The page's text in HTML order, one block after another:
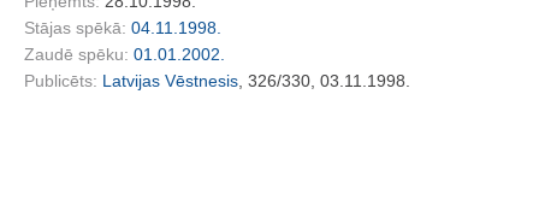
Stājas spēkā: 04.11.1998.
Zaudē spēku: 01.01.2002.
Publicēts: Latvijas Vēstnesis , 326/330, 03.11.1998.